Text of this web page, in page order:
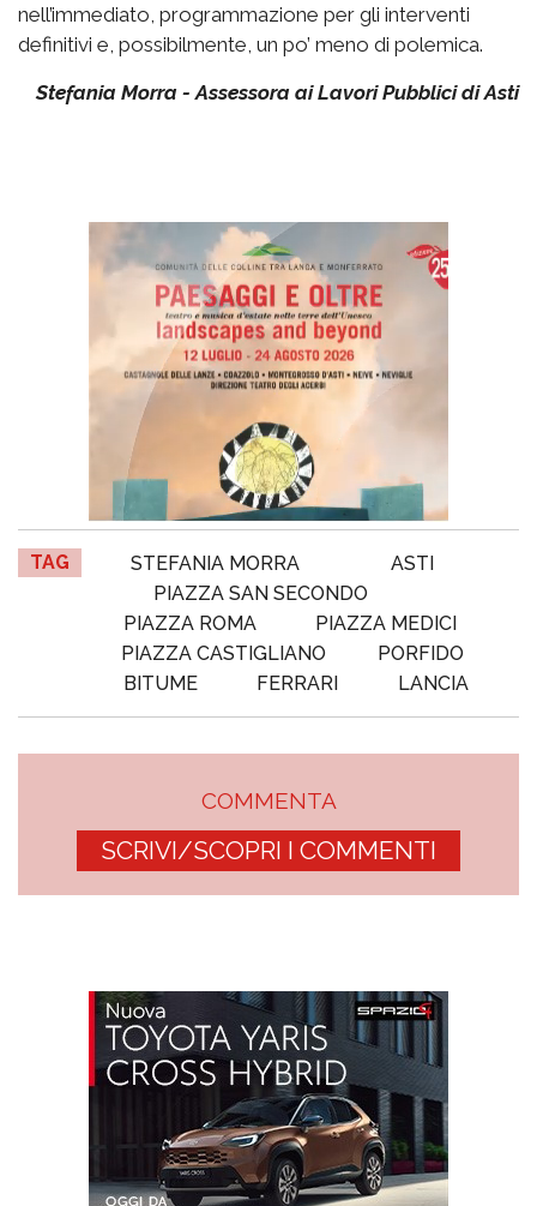
nell’immediato, programmazione per gli interventi
definitivi e, possibilmente, un po’ meno di polemica.
Stefania Morra - Assessora ai Lavori Pubblici di Asti
TAG STEFANIA MORRA
ASTI
PIAZZA SAN SECONDO
PIAZZA ROMA
PIAZZA MEDICI
PIAZZA CASTIGLIANO
PORFIDO
BITUME
FERRARI LANCIA
COMMENTA
SCRIVI/SCOPRI I COMMENTI